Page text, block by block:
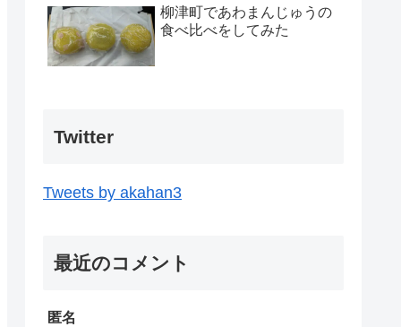
柳津町であわまんじゅうの
食べ比べをしてみた
Twitter
Tweets by akahan3
最近のコメント
匿名